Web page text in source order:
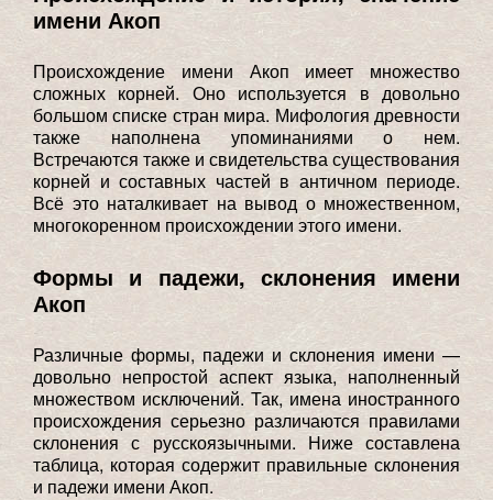
имени Акоп
Происхождение имени Акоп имеет множество
сложных корней. Оно используется в довольно
большом списке стран мира. Мифология древности
также наполнена упоминаниями о нем.
Встречаются также и свидетельства существования
корней и составных частей в античном периоде.
Всё это наталкивает на вывод о множественном,
многокоренном происхождении этого имени.
Формы и падежи, склонения имени
Акоп
Различные формы, падежи и склонения имени —
довольно непростой аспект языка, наполненный
множеством исключений. Так, имена иностранного
происхождения серьезно различаются правилами
склонения с русскоязычными. Ниже составлена
таблица, которая содержит правильные склонения
и падежи имени Акоп.